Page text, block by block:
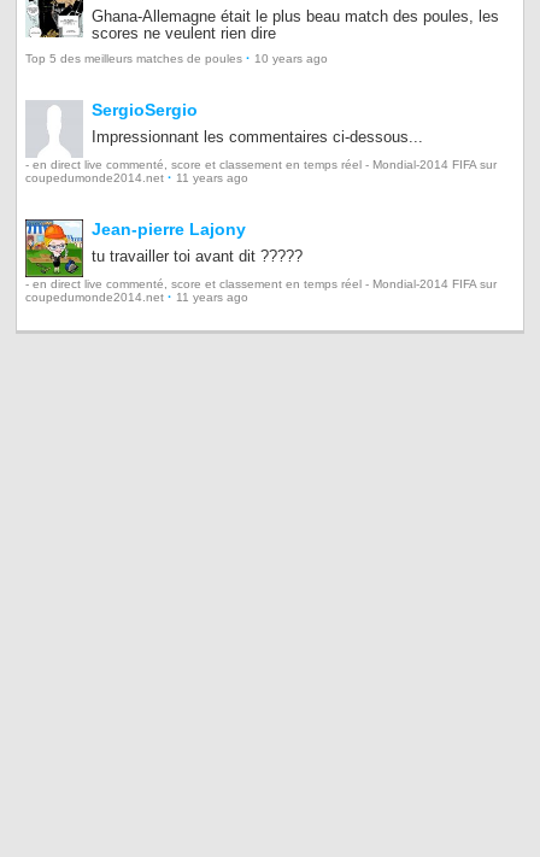
Ghana-Allemagne était le plus beau match des poules, les
scores ne veulent rien dire
Top 5 des meilleurs matches de poules · 10 years ago
SergioSergio
Impressionnant les commentaires ci-dessous...
- en direct live commenté, score et classement en temps réel - Mondial-2014 FIFA sur
coupedumonde2014.net · 11 years ago
Jean-pierre Lajony
tu travailler toi avant dit ?????
- en direct live commenté, score et classement en temps réel - Mondial-2014 FIFA sur
coupedumonde2014.net · 11 years ago